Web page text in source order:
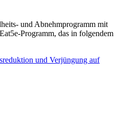
und Abnehmprogramm mit
Programm, das in folgendem
und Verjüngung auf